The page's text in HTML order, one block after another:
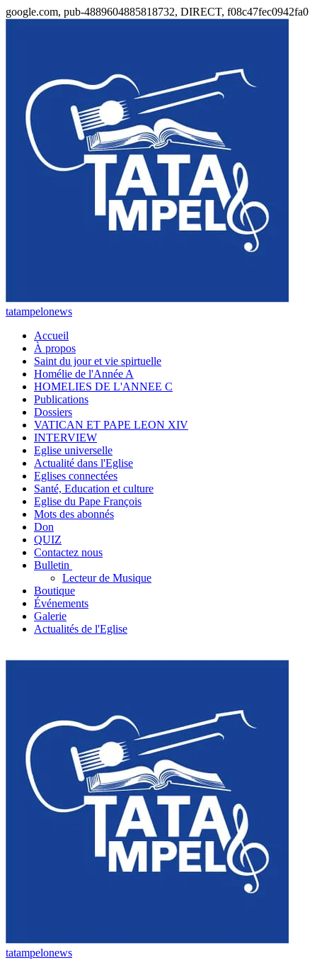
google.com, pub-4889604885818732, DIRECT, f08c47fec0942fa0
tatampelonews
Accueil
À propos
Saint du jour et vie spirtuelle
Homélie de l'Année A
HOMELIES DE L'ANNEE C
Publications
Dossiers
VATICAN ET PAPE LEON XIV
INTERVIEW
Eglise universelle
Actualité dans l'Eglise
Eglises connectées
Santé, Education et culture
Eglise du Pape François
Mots des abonnés
Don
QUIZ
Contactez nous
Bulletin
Lecteur de Musique
Boutique
Événements
Galerie
Actualités de l'Eglise
tatampelonews